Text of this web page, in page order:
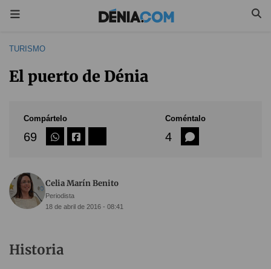
TURISMO
El puerto de Dénia
Compártelo
69
Coméntalo
4
Celia Marín Benito
Periodista
18 de abril de 2016 - 08:41
Historia